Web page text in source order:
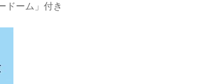
ドーム」付き